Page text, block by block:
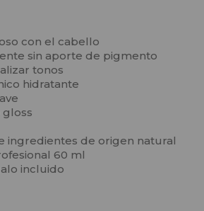
con el cabello
sin aporte de pigmento
tonos
hidratante
gloss
ingredientes de origen natural
60 ml
incluido